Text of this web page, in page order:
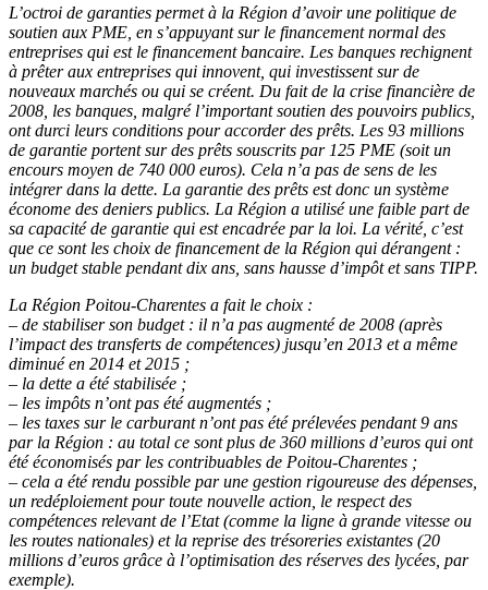
L’octroi de garanties permet à la Région d’avoir une politique de
soutien aux PME, en s’appuyant sur le financement normal des
entreprises qui est le financement bancaire. Les banques rechignent
à prêter aux entreprises qui innovent, qui investissent sur de
nouveaux marchés ou qui se créent. Du fait de la crise financière de
2008, les banques, malgré l’important soutien des pouvoirs publics,
ont durci leurs conditions pour accorder des prêts. Les 93 millions
de garantie portent sur des prêts souscrits par 125 PME (soit un
encours moyen de 740 000 euros). Cela n’a pas de sens de les
intégrer dans la dette. La garantie des prêts est donc un système
économe des deniers publics. La Région a utilisé une faible part de
sa capacité de garantie qui est encadrée par la loi. La vérité, c’est
que ce sont les choix de financement de la Région qui dérangent :
un budget stable pendant dix ans, sans hausse d’impôt et sans TIPP.
La Région Poitou-Charentes a fait le choix :
– de stabiliser son budget : il n’a pas augmenté de 2008 (après
l’impact des transferts de compétences) jusqu’en 2013 et a même
diminué en 2014 et 2015 ;
– la dette a été stabilisée ;
– les impôts n’ont pas été augmentés ;
– les taxes sur le carburant n’ont pas été prélevées pendant 9 ans
par la Région : au total ce sont plus de 360 millions d’euros qui ont
été économisés par les contribuables de Poitou-Charentes ;
– cela a été rendu possible par une gestion rigoureuse des dépenses,
un redéploiement pour toute nouvelle action, le respect des
compétences relevant de l’Etat (comme la ligne à grande vitesse ou
les routes nationales) et la reprise des trésoreries existantes (20
millions d’euros grâce à l’optimisation des réserves des lycées, par
exemple).